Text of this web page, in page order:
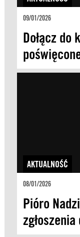
09/01/2026
Dołącz do
AKTUALNOŚĆ
08/01/2026
Pióro